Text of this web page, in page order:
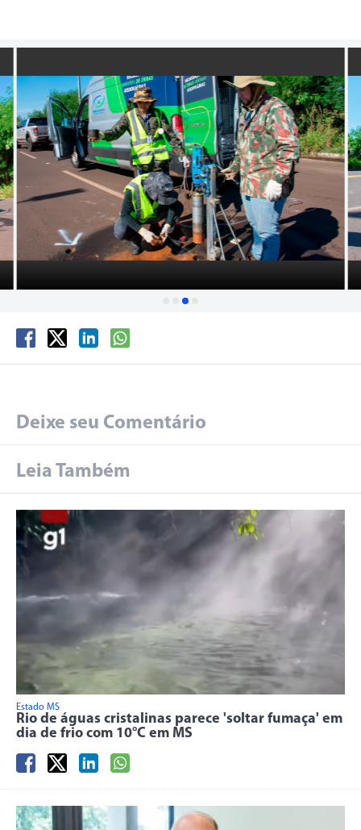
Deixe seu Comentário
Leia Também
Estado MS
Rio de águas cristalinas parece 'soltar fumaça' em
dia de frio com 10°C em MS